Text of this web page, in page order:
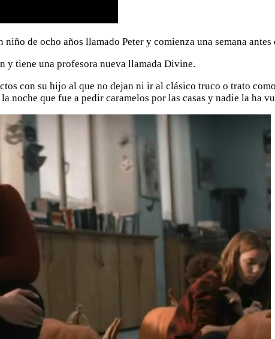
de ocho años llamado Peter y comienza una semana antes
y tiene una profesora nueva llamada Divine.
con su hijo al que no dejan ni ir al clásico truco o trato
noche que fue a pedir caramelos por las casas y nadie la ha